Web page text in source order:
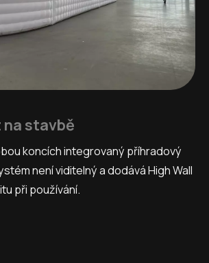
stavbě
koncích integrovaný příhradový
není viditelný a dodává High Wall
při používání.